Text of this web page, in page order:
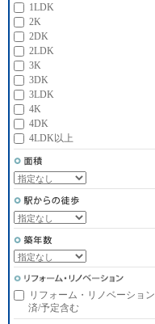
1LDK
2K
2DK
2LDK
3K
3DK
3LDK
4K
4DK
4LDK以上
リフォーム・リノベーション
済/予定含む